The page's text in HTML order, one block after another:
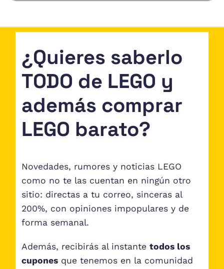
¿Quieres saberlo
TODO de LEGO y
además comprar
LEGO barato?
Novedades, rumores y noticias LEGO
como no te las cuentan en ningún otro
sitio: directas a tu correo, sinceras al
200%, con opiniones impopulares y de
forma semanal.
Además, recibirás al instante todos los
cuponesque tenemos en la comunidad